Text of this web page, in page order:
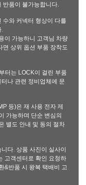
반품이 불가능합니다.
수와 커넥터 형상이 다를
.
이 가능하니 고객님 차량
면 상위 옵션 부품 장착도
터는 LOCK이 걸린 부품
나 관련 정비업체에 문
등)은 재 사용 전자 제
가능하며 단순 변심의
별도 안내 및 동의 절차
다. 상품 사진이 실사이
고객센터로 확인 요청하
&반품 시 왕복 택배비 고